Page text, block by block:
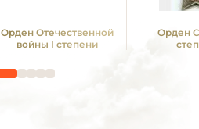
Орден Отечественной
войны I степени
Орден